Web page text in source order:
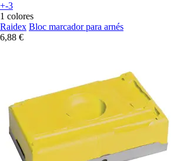
+-3
1 colores
Raidex Bloc marcador para arnés
6,88 €